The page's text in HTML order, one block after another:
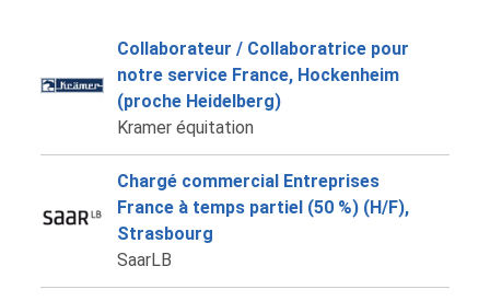
Collaborateur / Collaboratrice pour
notre service France, Hockenheim
(proche Heidelberg)
Kramer équitation
Chargé commercial Entreprises
France à temps partiel (50 %) (H/F),
Strasbourg
SaarLB